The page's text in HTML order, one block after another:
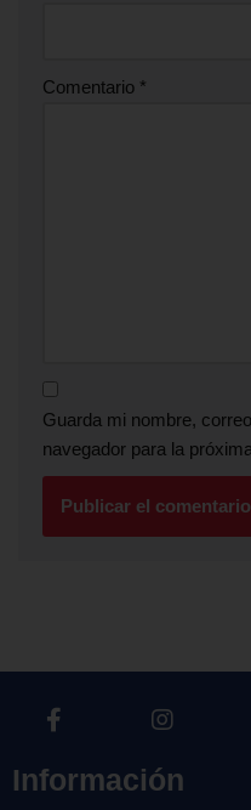
Comentario *
Guarda mi nombre,
navegador para la
Información